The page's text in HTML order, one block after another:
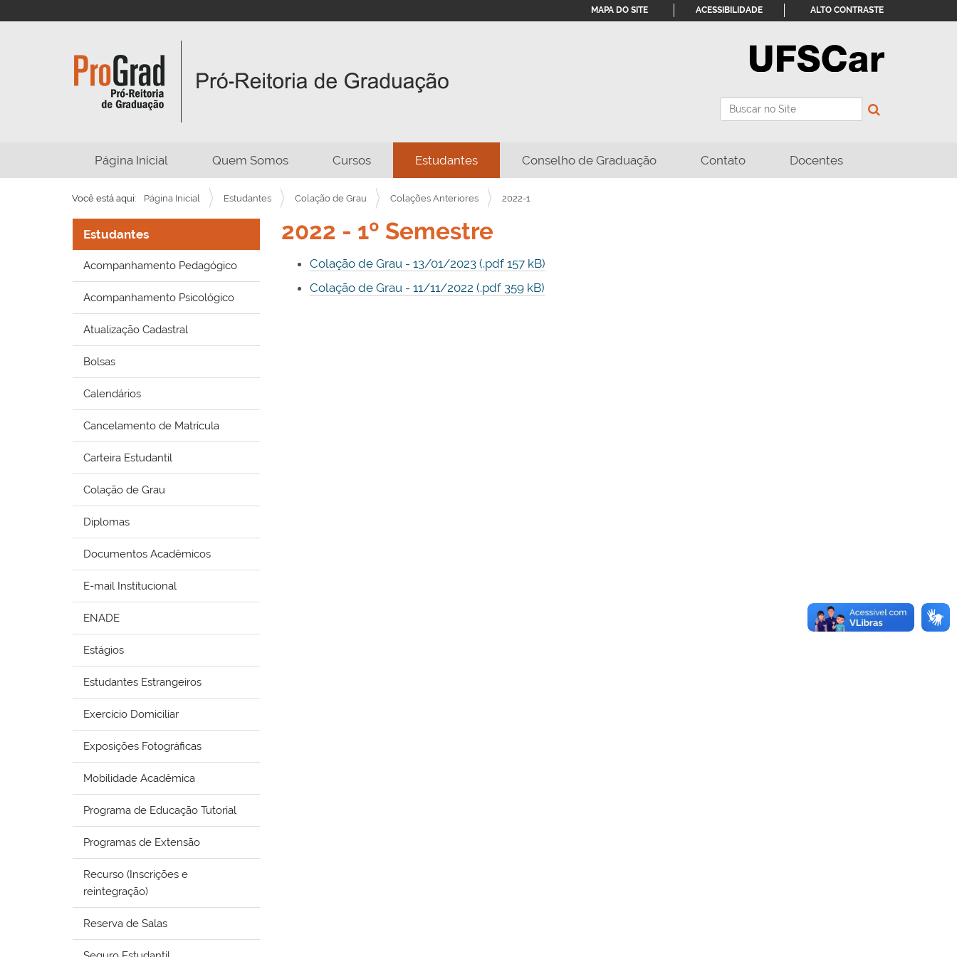
Busca
MAPA DO SITE ACESSIBILIDADE ALTO CONTRASTE
Página Inicial Quem Somos Cursos Estudantes Conselho de Graduação Contato Docentes
Você está aqui: Página Inicial Estudantes Colação de Grau Colações Anteriores 2022-1
Estudantes
Acompanhamento Pedagógico
Acompanhamento Psicológico
Atualização Cadastral
Bolsas
Calendários
Cancelamento de Matrícula
Carteira Estudantil
Colação de Grau
Diplomas
Documentos Acadêmicos
E-mail Institucional
ENADE
Estágios
Estudantes Estrangeiros
Exercício Domiciliar
Exposições Fotográficas
Mobilidade Acadêmica
Programa de Educação Tutorial
Programas de Extensão
Recurso (Inscrições e
reintegração)
Reserva de Salas
2022 - 1º Semestre
Colação de Grau - 13/01/2023 (.pdf 157 kB)
Colação de Grau - 11/11/2022 (.pdf 359 kB)